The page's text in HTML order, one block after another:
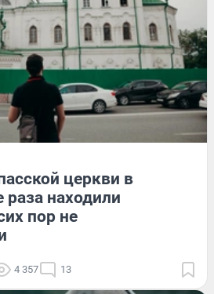
церкви в
находили
пор не
4 357 13